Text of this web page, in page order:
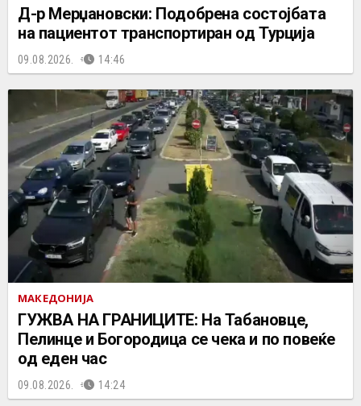
Д-р Мерџановски: Подобрена состојбата
на пациентот транспортиран од Турција
09.08.2026. 14:46
МАКЕДОНИЈА
ГУЖВА НА ГРАНИЦИТЕ: На Табановце,
Пелинце и Богородица се чека и по повеќе
од еден час
09.08.2026. 14:24